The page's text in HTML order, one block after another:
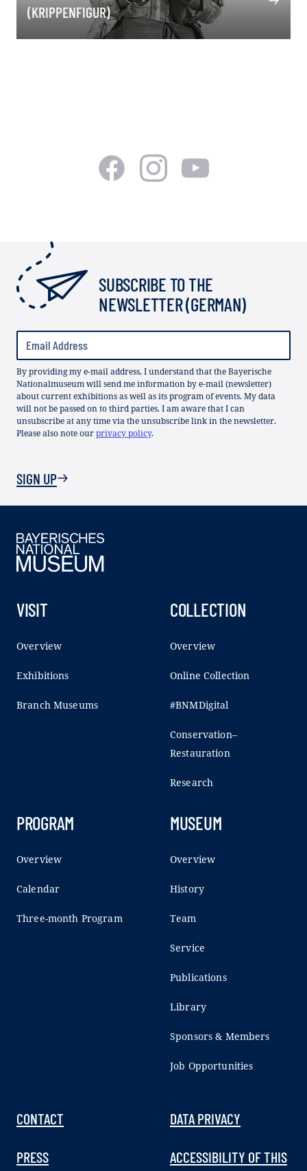
(KRIPPENFIGUR)
SUBSCRIBE TO THE
NEWSLETTER (GERMAN)
By providing my e-mail address, I understand that the Bayerische
Nationalmuseum will send me information by e-mail (newsletter)
about current exhibitions as well as its program of events. My data
will not be passed on to third parties. I am aware that I can
unsubscribe at any time via the unsubscribe link in the newsletter.
Please also note ourprivacy policy.
SIGN UP
VISIT
Overview
Exhibitions
Branch Museums
COLLECTION
Overview
Online Collection
#BNMDigital
Conservation–
Restauration
Research
PROGRAM
Overview
Calendar
Three-month Program
MUSEUM
Overview
History
Team
Service
Publications
Library
Sponsors & Members
Job Opportunities
CONTACT
PRESS
DATA PRIVACY
ACCESSIBILITY OF THIS